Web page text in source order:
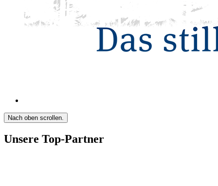
Nach oben scrollen.
Unsere Top-Partner